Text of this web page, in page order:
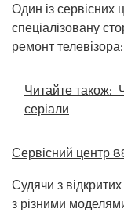
Один із сервісних
спеціалізовану
ремонт телевізора:
Читайте також:
серіали
Сервісний центр
Судячи з
з різними